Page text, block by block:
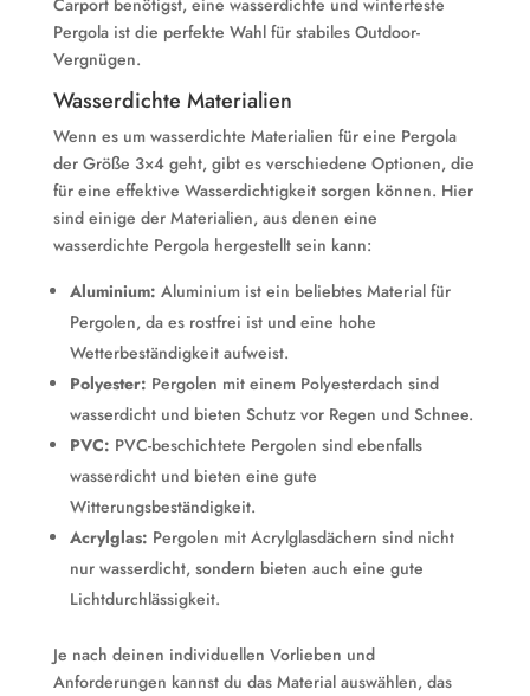
Carport benötigst, eine wasserdichte und winterfeste
Pergola ist die perfekte Wahl für stabiles Outdoor-
Vergnügen.
Wasserdichte Materialien
Wenn es um wasserdichte Materialien für eine Pergola
der Größe 3×4 geht, gibt es verschiedene Optionen, die
für eine effektive Wasserdichtigkeit sorgen können. Hier
sind einige der Materialien, aus denen eine
wasserdichte Pergola hergestellt sein kann:
Aluminium: Aluminium ist ein beliebtes Material für
Pergolen, da es rostfrei ist und eine hohe
Wetterbeständigkeit aufweist.
Polyester: Pergolen mit einem Polyesterdach sind
wasserdicht und bieten Schutz vor Regen und Schnee.
PVC: PVC-beschichtete Pergolen sind ebenfalls
wasserdicht und bieten eine gute
Witterungsbeständigkeit.
Acrylglas: Pergolen mit Acrylglasdächern sind nicht
nur wasserdicht, sondern bieten auch eine gute
Lichtdurchlässigkeit.
Je nach deinen individuellen Vorlieben und
Anforderungen kannst du das Material auswählen, das